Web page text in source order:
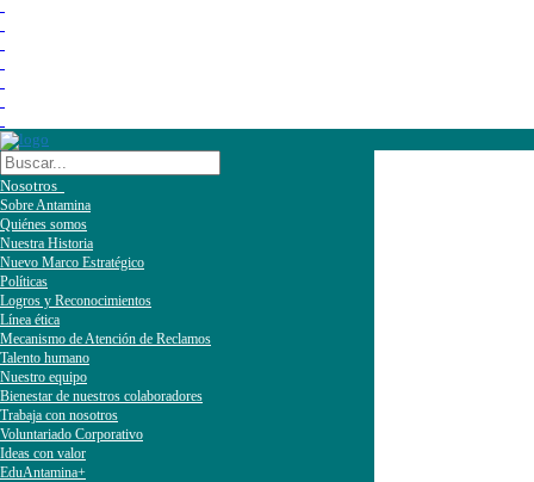
Nosotros
Sobre Antamina
Quiénes somos
Nuestra Historia
Nuevo Marco Estratégico
Políticas
Logros y Reconocimientos
Línea ética
Mecanismo de Atención de Reclamos
Talento humano
Nuestro equipo
Bienestar de nuestros colaboradores
Trabaja con nosotros
Voluntariado Corporativo
Ideas con valor
EduAntamina+